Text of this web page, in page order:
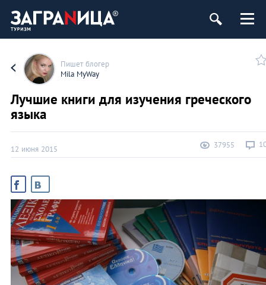
Пишет блогер
Mila MyWay
Лучшие книги для изучения греческого
языка
12 июня 2015 37955